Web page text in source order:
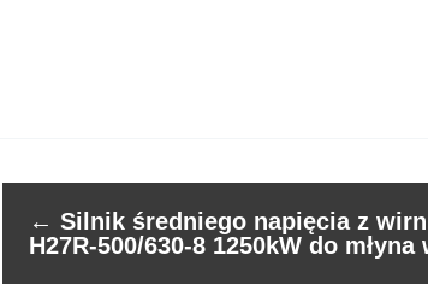
← Silnik średniego napięcia z
H27R-500/630-8 1250kW do